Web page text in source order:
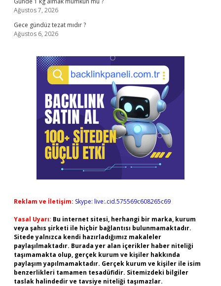
Ağustos 7, 2026
Gece gündüz tezat mıdır ?
Ağustos 6, 2026
Reklam ve İletişim: Skype: live:.cid.575569c608265c69
Yasal Uyarı: Bu internet sitesi, herhangi bir marka, kurum
veya şahıs şirketi ile hiçbir bağlantısı bulunmamaktadır.
Sitede yalnızca kendi hazırladığımız makaleler
paylaşılmaktadır. Burada yer alan içerikler haber niteliği
taşımamakta olup, gerçek kurum ve kişiler hakkında
paylaşım yapılmamaktadır. Gerçek kurum ve kişiler ile isim
benzerlikleri tamamen tesadüfidir. Sitemizdeki bilgiler
taslak halindedir ve tavsiye niteliği taşımazlar.